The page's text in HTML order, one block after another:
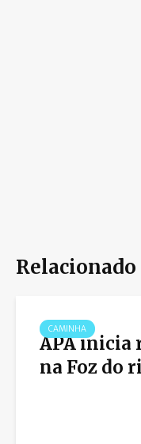
Relacionado
CAMINHA
APA inicia
na Foz do